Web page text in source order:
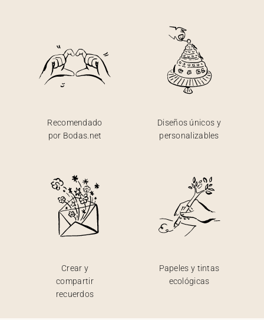
Recomendado
por Bodas.net
Diseños únicos y
personalizables
Crear y
compartir
recuerdos
Papeles y tintas
ecológicas